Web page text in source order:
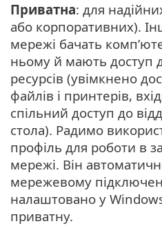
Приватна: для
або корпоративних).
мережі бачать
ньому й мають доступ
ресурсів (увімкнено
файлів і принтерів,
спільний доступ до
стола). Радимо
профіль для роботи в
мережі. Він
мережевому
налаштовано у
приватну.